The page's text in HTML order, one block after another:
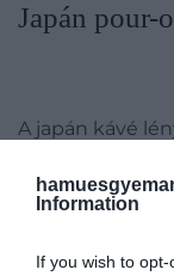
Information
If you wish to
Japán pour-
A japán kávé
egy